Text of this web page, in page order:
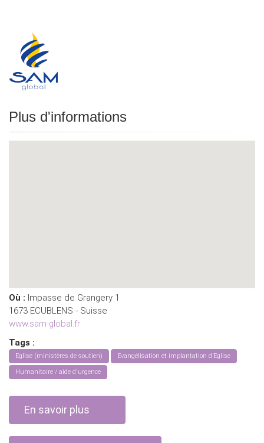
Plus d'informations
Où : Impasse de Grangery 1
1673 ECUBLENS - Suisse
www.sam-global.fr
Tags :
Eglise (ministères de soutien) Evangélisation et implantation d’Eglise
Humanitaire / aide d'urgence
En savoir plus